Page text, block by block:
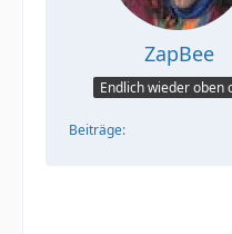
ZapBee
Beiträge